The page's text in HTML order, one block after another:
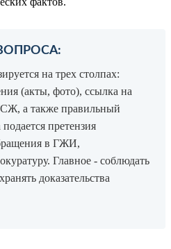
на трех столпах:
(акты, фото), ссылка на
а также правильный
претензия
в ГЖИ,
Главное - соблюдать
доказательства